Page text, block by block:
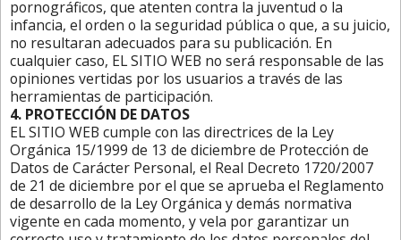
pornográficos, que atenten contra la juventud o la
infancia, el orden o la seguridad pública o que, a su juicio,
no resultaran adecuados para su publicación. En
cualquier caso, EL SITIO WEB no será responsable de las
opiniones vertidas por los usuarios a través de las
herramientas de participación.
4. PROTECCIÓN DE DATOS
EL SITIO WEB cumple con las directrices de la Ley
Orgánica 15/1999 de 13 de diciembre de Protección de
Datos de Carácter Personal, el Real Decreto 1720/2007
de 21 de diciembre por el que se aprueba el Reglamento
de desarrollo de la Ley Orgánica y demás normativa
vigente en cada momento, y vela por garantizar un